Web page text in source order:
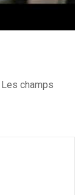
Les champs